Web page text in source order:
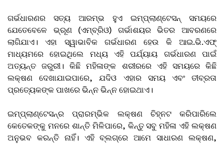
ଗର୍ଭଧାରଣର ସତ୍ୟ ଆରମ୍ଭ ହୁଏ ଇମ୍ପ୍ଲାଣ୍ଟେସନ୍ ସମୟରେ
ଯେତେବେଳେ ଭ୍ରୂଣ (ଏମ୍ବ୍ରିଓ) ଗର୍ଭାଶୟର ଭିତର ଆବରଣରେ
ଲାଗିଯାଏ। ଏହା ସ୍ୱାଭାବିକ ଗର୍ଭଧାରଣ ହେଉ କି ଆଇ.ଭି.ଏଫ୍
ମାଧ୍ୟମରେ ହୋଇଥିଲେ ମଧ୍ୟ ଏହି ପର୍ଯ୍ୟାୟ ଗର୍ଭଧାରଣ ପାଇଁ
ଅତ୍ୟନ୍ତ ଜରୁରୀ। କିଛି ମହିଳାଙ୍କ ଶରୀରରେ ଏହି ସମୟରେ କିଛି
ଲକ୍ଷଣ ଦେଖାଯାଇପାରେ, ଯଦିଓ ଏହାର ସମୟ ଏବଂ ତୀବ୍ରତା
ପ୍ରତ୍ୟେକଙ୍କ ପାଖରେ ଭିନ୍ନ ଭିନ୍ନ ହୋଇଥାଏ।
ଇମ୍ପ୍ଲାଣ୍ଟେସନ୍‌ର ପ୍ରାରମ୍ଭିକ ଲକ୍ଷଣ ଚିହ୍ନଟ କରିପାରିଲେ
କେତେକଙ୍କୁ ମନରେ ଶାନ୍ତି ମିଳିପାରେ, କିନ୍ତୁ ସବୁ ମହିଳା ଏହି ଲକ୍ଷଣ
ଅନୁଭବ କରନ୍ତି ନାହିଁ। ଏହି ବ୍ଲଗ୍‌ରେ ଆମେ ସାଧାରଣ ଲକ୍ଷଣ,